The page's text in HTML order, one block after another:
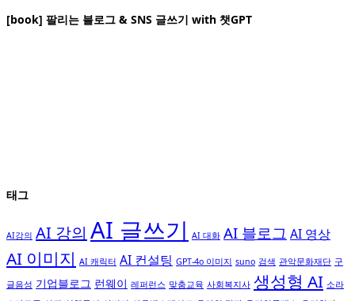
[book] 팔리는 블로그 & SNS 글쓰기 with 챗GPT
태그
AI강의 AI 강의 AI 글쓰기 AI 대화 AI 블로그 AI 영상
AI 이미지 AI 캐릭터 AI 컨설팅 GPT-4o 이미지 suno 검색 관악문화재단 구
글음성 기업블로그 런웨이 레퍼런스 맞춤교육 사회복지사 생성형 AI 소라